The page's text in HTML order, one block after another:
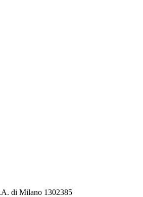
di Milano 1302385